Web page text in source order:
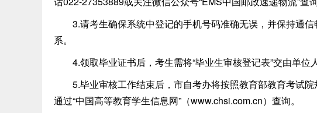
3.请考生确保系统中登记的手机号码准确无误，并保持通信
系。
4.领取毕业证书后，考生需将“毕业生审核登记表”交由单位
5.毕业审核工作结束后，市自考办将按照教育部教育考试院
通过“中国高等教育学生信息网”（www.chsi.com.cn）查询。